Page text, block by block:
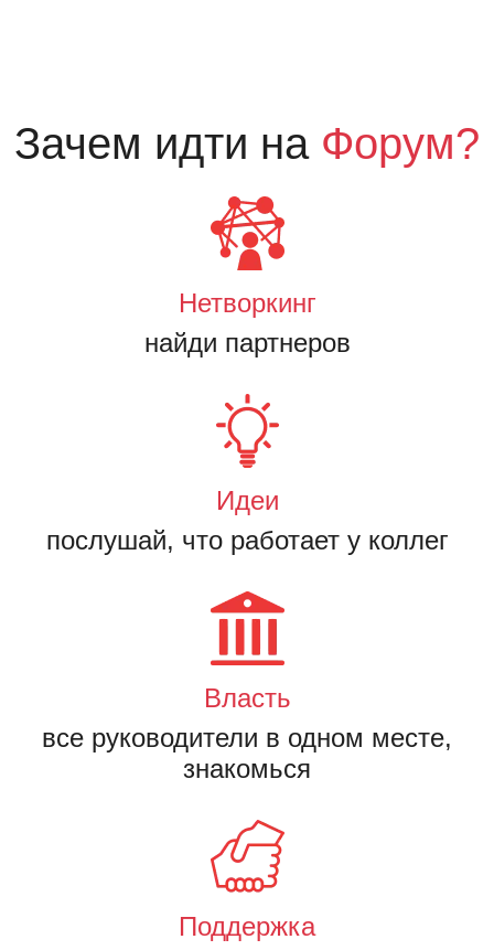
Зачем идти на Форум?
Нетворкинг
найди партнеров
Идеи
послушай, что работает у коллег
Власть
все руководители в одном месте,
знакомься
Поддержка